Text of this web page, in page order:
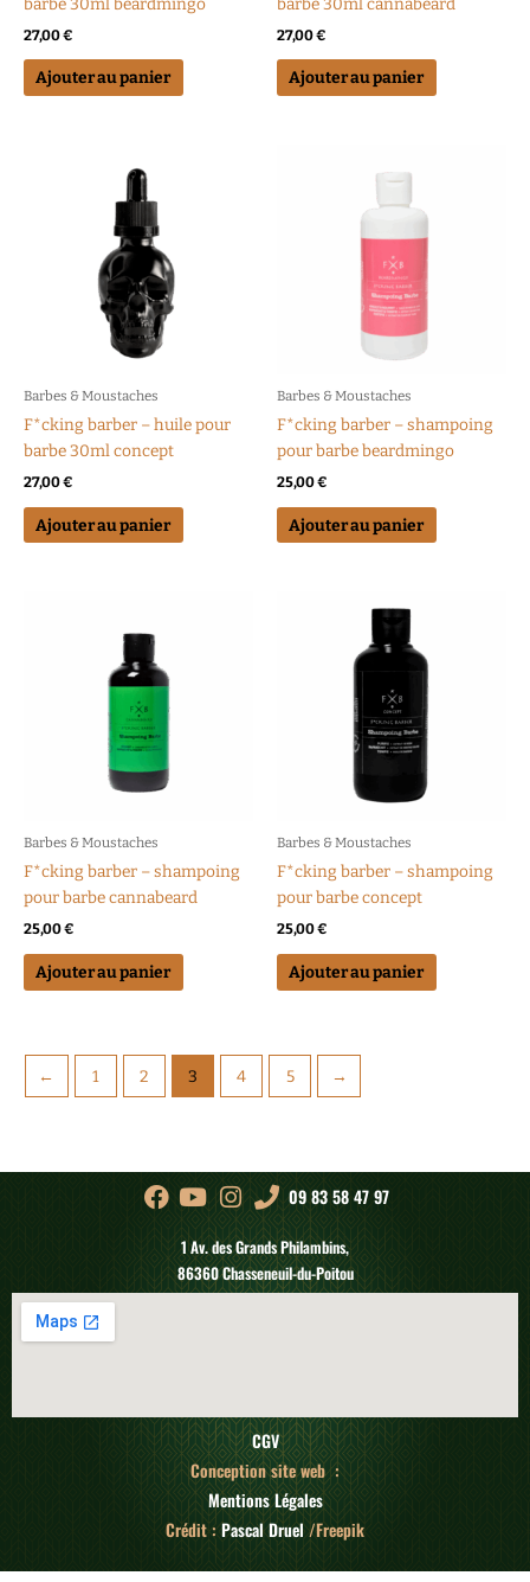
27,00€
Ajouter au panier
27,00€
Ajouter au panier
Barbes & Moustaches
F*cking barber – huile pour
barbe 30ml concept
27,00€
Ajouter au panier
Barbes & Moustaches
F*cking barber – shampoing
pour barbe beardmingo
25,00€
Ajouter au panier
Barbes & Moustaches
F*cking barber – shampoing
pour barbe cannabeard
25,00€
Ajouter au panier
Barbes & Moustaches
F*cking barber – shampoing
pour barbe concept
25,00€
Ajouter au panier
← 1 2 3 4 5 →
09 83 58 47 97
1 Av. des Grands Philambins,
86360 Chasseneuil-du-Poitou
CGV
Conception site web :
Mentions Légales
Crédit : Pascal Druel/Freepik